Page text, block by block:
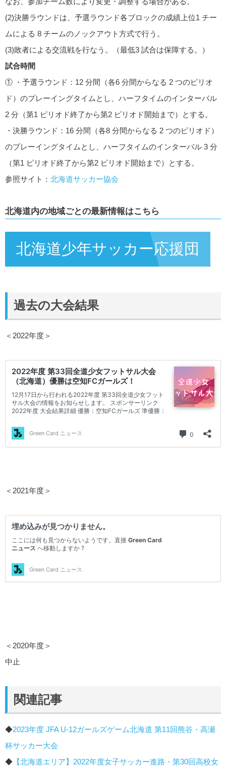
(2)決勝ラウンドは、予選ラウンド各ブロックの成績上位1 チー
ムによる 8 チームのノックアウト方式で行う。
(3)敗者による交流戦を行なう。（最低3 試合は保障する。）
試合時間
① ・予選ラウンド：12 分間（各6 分間からなる 2 つのピリオ
ド）のプレーイングタイムとし、ハーフタイムのインターバル
2 分（第1 ピリオド終了から第2 ピリオド開始まで）とする。
・決勝ラウンド：16 分間（各8 分間からなる 2 つのピリオド）
のプレーイングタイムとし、ハーフタイムのインターバル 3 分
（第1 ピリオド終了から第2 ピリオド開始まで）とする。
参照サイト： 北海道サッカー協会
北海道内の地域ごとの最新情報はこちら
北海道少年サッカー応援団
過去の大会結果
＜2022年度＞
＜2021年度＞
＜2020年度＞
中止
関連記事
◆2023年度 JFA U-12ガールズゲーム北海道 第11回熊谷・高瀬
杯サッカー大会
◆ 【北海道エリア】2022年度女子サッカー進路・第30回高校女